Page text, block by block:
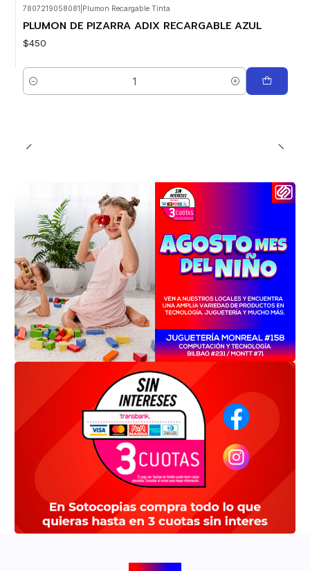
7807219058081 Plumon Recargable Tinta
PLUMON DE PIZARRA ADIX RECARGABLE AZUL
$450
Cantidad